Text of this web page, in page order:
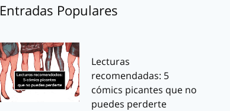
Entradas Populares
Lecturas
recomendadas: 5
cómics picantes que no
puedes perderte